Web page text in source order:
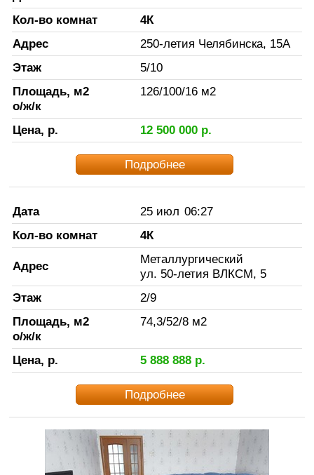
Кол-во комнат
4К
Адрес
250-летия Челябинска, 15А
Этаж
5/10
Площадь, м2
о/ж/к
126/100/16 м2
Цена, р. 12 500 000р.
Подробнее
Дата 25 июл 06:27
Кол-во комнат
4К
Адрес
Металлургический
ул. 50-летия ВЛКСМ, 5
Этаж
2/9
Площадь, м2
о/ж/к
74,3/52/8 м2
Цена, р. 5 888 888р.
Подробнее